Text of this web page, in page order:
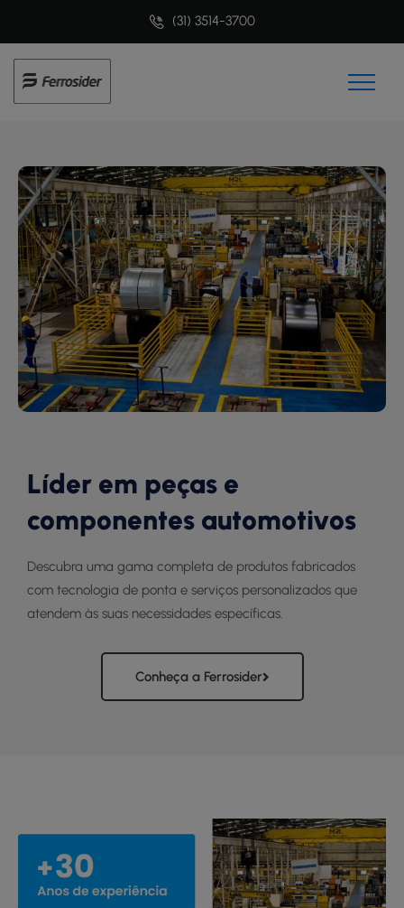
(31) 3514-3700
Líder em peças e
componentes automotivos
Descubra uma gama completa de produtos fabricados
com tecnologia de ponta e serviços personalizados que
atendem às suas necessidades específicas.
Conheça a Ferrosider